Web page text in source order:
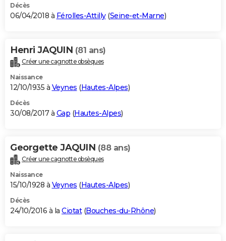
Décès
06/04/2018 à Férolles-Attilly(Seine-et-Marne)
Henri JAQUIN (81 ans)
Créer une cagnotte obsèques
Naissance
12/10/1935 à Veynes (Hautes-Alpes)
Décès
30/08/2017 à Gap (Hautes-Alpes)
Georgette JAQUIN (88 ans)
Créer une cagnotte obsèques
Naissance
15/10/1928 à Veynes (Hautes-Alpes)
Décès
24/10/2016 à la Ciotat(Bouches-du-Rhône)